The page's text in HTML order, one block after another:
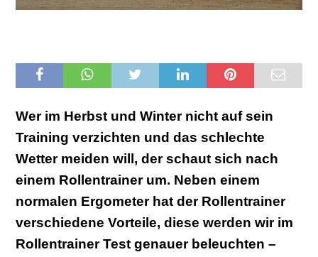
Wer im Herbst und Winter nicht auf sein
Training verzichten und das schlechte
Wetter meiden will, der schaut sich nach
einem Rollentrainer um. Neben einem
normalen Ergometer hat der Rollentrainer
verschiedene Vorteile, diese werden wir im
Rollentrainer Test genauer beleuchten –